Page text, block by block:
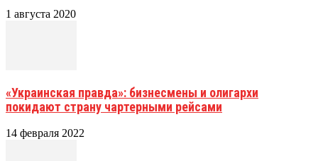
1 августа 2020
«Украинская правда»: бизнесмены и олигархи
покидают страну чартерными рейсами
14 февраля 2022